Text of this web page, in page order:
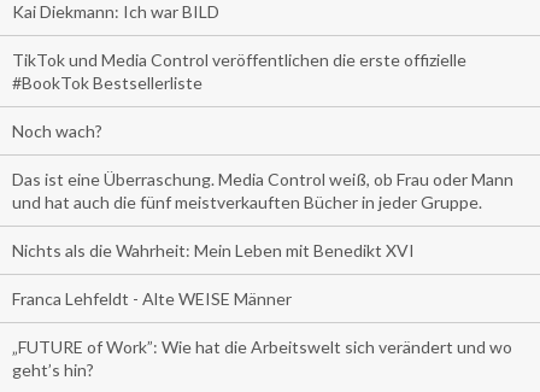
Kai Diekmann: Ich war BILD
TikTok und Media Control veröffentlichen die erste offizielle
#BookTok Bestsellerliste
Noch wach?
Das ist eine Überraschung. Media Control weiß, ob Frau oder Mann
und hat auch die fünf meistverkauften Bücher in jeder Gruppe.
Nichts als die Wahrheit: Mein Leben mit Benedikt XVI
Franca Lehfeldt - Alte WEISE Männer
„FUTURE of Work”: Wie hat die Arbeitswelt sich verändert und wo
geht’s hin?